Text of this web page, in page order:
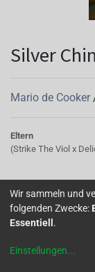
Silver
Mario de Cooker
Eltern
(Strike The Viol x
The Viol" x
Farbe
Wir sammeln und
folgenden Zwecke:
Essentiell .
Einstellungen...